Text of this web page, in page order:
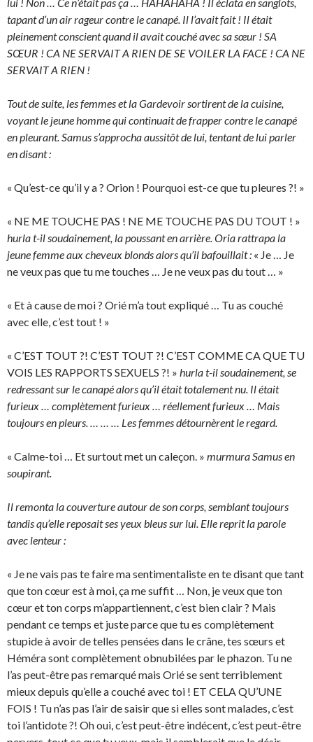
tapant d’un air rageur contre le canapé. Il l’avait fait ! Il était
pleinement conscient quand il avait couché avec sa sœur ! SA
SŒUR ! CA NE SERVAIT A RIEN DE SE VOILER LA FACE ! CA NE
SERVAIT A RIEN !
Tout de suite, les femmes et la Gardevoir sortirent de la cuisine,
voyant le jeune homme qui continuait de frapper contre le canapé
en pleurant. Samus s’approcha aussitôt de lui, tentant de lui parler
en disant :
« Qu’est-ce qu’il y a ? Orion ! Pourquoi est-ce que tu pleures ?! »
« NE ME TOUCHE PAS ! NE ME TOUCHE PAS DU TOUT ! »
hurla t-il soudainement, la poussant en arrière. Oria rattrapa la
jeune femme aux cheveux blonds alors qu’il bafouillait : « Je … Je
ne veux pas que tu me touches … Je ne veux pas du tout … »
« Et à cause de moi ? Orié m’a tout expliqué … Tu as couché
avec elle, c’est tout ! »
« C’EST TOUT ?! C’EST TOUT ?! C’EST COMME CA QUE TU
VOIS LES RAPPORTS SEXUELS ?! » hurla t-il soudainement, se
redressant sur le canapé alors qu’il était totalement nu. Il était
furieux … complètement furieux … réellement furieux … Mais
toujours en pleurs. … … … Les femmes détournèrent le regard.
« Calme-toi … Et surtout met un caleçon. » murmura Samus en
soupirant.
Il remonta la couverture autour de son corps, semblant toujours
tandis qu’elle reposait ses yeux bleus sur lui. Elle reprit la parole
avec lenteur :
« Je ne vais pas te faire ma sentimentaliste en te disant que tant
que ton cœur est à moi, ça me suffit … Non, je veux que ton
cœur et ton corps m’appartiennent, c’est bien clair ? Mais
pendant ce temps et juste parce que tu es complètement
stupide à avoir de telles pensées dans le crâne, tes sœurs et
Héméra sont complètement obnubilées par le phazon. Tu ne
l’as peut-être pas remarqué mais Orié se sent terriblement
mieux depuis qu’elle a couché avec toi ! ET CELA QU’UNE
FOIS ! Tu n’as pas l’air de saisir que si elles sont malades, c’est
toi l’antidote ?! Oh oui, c’est peut-être indécent, c’est peut-être